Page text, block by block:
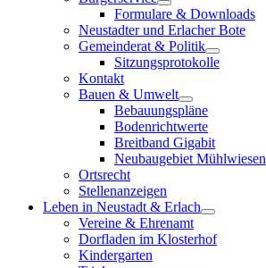
Formulare & Downloads
Neustadter und Erlacher Bote
Gemeinderat & Politik
Sitzungsprotokolle
Kontakt
Bauen & Umwelt
Bebauungspläne
Bodenrichtwerte
Breitband Gigabit
Neubaugebiet Mühlwiesen
Ortsrecht
Stellenanzeigen
Leben in Neustadt & Erlach
Vereine & Ehrenamt
Dorfladen im Klosterhof
Kindergarten